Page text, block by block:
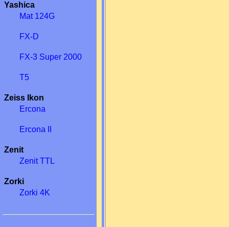
Yashica
Mat 124G
FX-D
FX-3 Super 2000
T5
Zeiss Ikon
Ercona
Ercona II
Zenit
Zenit TTL
Zorki
Zorki 4K